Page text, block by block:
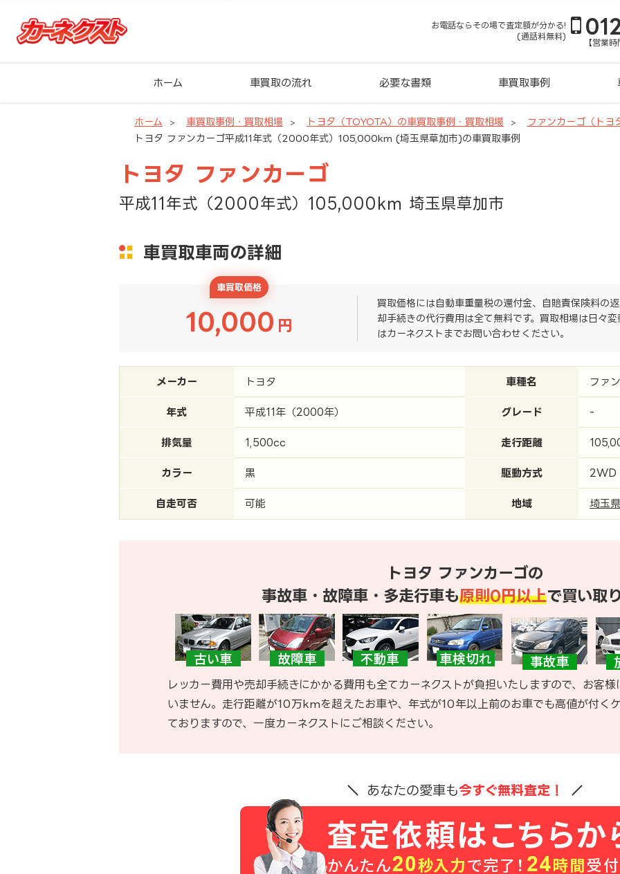
お電話ならその場で査定額が分かる!
(通話料無料)
【営業
ホーム 車買取の流れ 必要な書類 車買取事例
ホーム 車買取事例・買取相場 トヨタ（TOYOTA）の車買取事例・買取相場
ファンカーゴ（トヨ
トヨタ ファンカーゴ平成11年式（2000年式）105,000km (埼玉県草加市)の車買取事例
トヨタ ファンカーゴ
平成11年式（2000年式）105,000km 埼玉県草加市
車買取車両の詳細
車買取価格
10,000 円
買取価格には自動車重量税の還付金、自賠責保険料の
却手続きの代行費用は全て無料です。買取相場は日々
はカーネクストまでお問い合わせください。
メーカー トヨタ 車種名 ファ
年式 平成11年（2000年） グレード -
排気量 1,500cc 走行距離
カラー 黒 駆動方式 2WD
自走可否 可能 地域 埼玉県
トヨタ ファンカーゴの
事故車・故障車・多走行車も原則0円以上で買い取
レッカー費用や売却手続きにかかる費用も全てカーネクストが負担いたしますので、お客
いません。走行距離が10万kmを超えたお車や、年式が10年以上前のお車でも高値が付く
ておりますので、一度カーネクストにご相談ください。
あなたの愛車も今すぐ無料査定！